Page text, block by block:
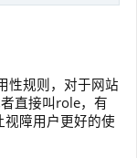
性规则，对于网站
直接叫role，有
障用户更好的使